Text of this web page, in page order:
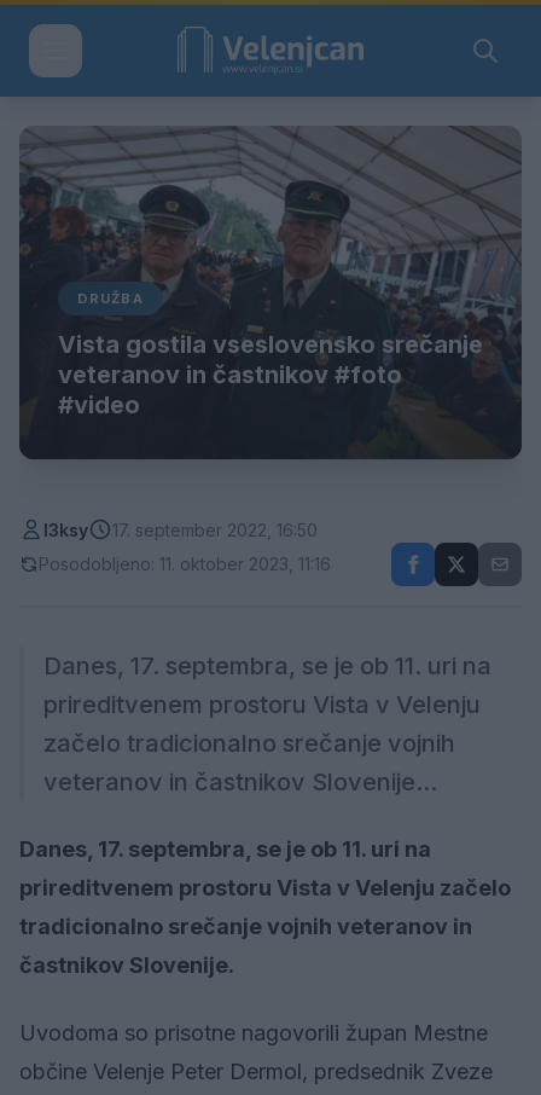
DRUŽBA
Vista gostila vseslovensko srečanje
veteranov in častnikov #foto
#video
l3ksy
17. september 2022, 16:50
Posodobljeno: 11. oktober 2023, 11:16
Danes, 17. septembra, se je ob 11. uri na
prireditvenem prostoru Vista v Velenju
začelo tradicionalno srečanje vojnih
veteranov in častnikov Slovenije...
Danes, 17. septembra, se je ob 11. uri na
prireditvenem prostoru Vista v Velenju začelo
tradicionalno srečanje vojnih veteranov in
častnikov Slovenije.
Uvodoma so prisotne nagovorili župan Mestne
občine Velenje Peter Dermol, predsednik Zveze